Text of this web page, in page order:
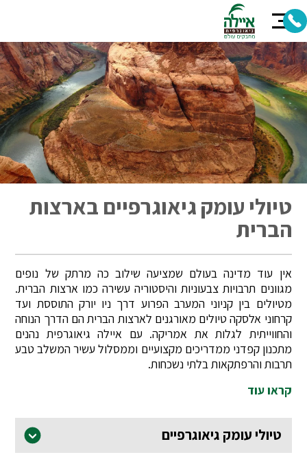
טיולי עומק גיאוגרפיים בארצות
הברית
אין עוד מדינה בעולם שמציעה שילוב כה מרתק של נופים
מגוונים תרבויות צבעוניות והיסטוריה עשירה כמו ארצות הברית.
מטיולים בין קניוני המערב הפרוע דרך ניו יורק התוססת ועד
קרחוני אלסקה טיולים מאורגנים לארצות הברית הם הדרך הנוחה
והחווייתית לגלות את אמריקה. עם איילה גיאוגרפית נהנים
מתכנון קפדני ממדריכים מקצועיים וממסלול עשיר המשלב טבע
תרבות והרפתקאות בלתי נשכחות.
קראו עוד
טיולי עומק גיאוגרפיים